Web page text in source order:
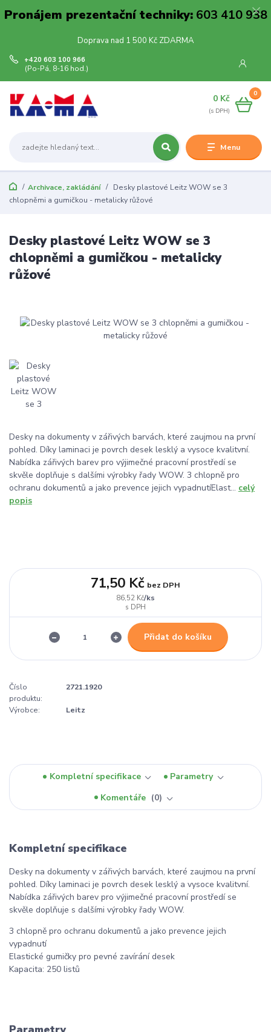
Pronájem prezentační techniky:603 410 938
Doprava nad 1 500 Kč ZDARMA
Menu
+420 603 100 966
(Po-Pá, 8-16 hod.)
0
0 Kč
Archivace, zakládání
Desky plastové Leitz WOW se 3
chlopněmi a gumičkou - metalicky růžové
Desky plastové Leitz WOW se 3
chlopněmi a gumičkou - metalicky
růžové
Desky na dokumenty v zářivých barvách, které zaujmou na první
pohled. Díky laminaci je povrch desek lesklý a vysoce kvalitvní.
Nabídka zářivých barev pro výjimečné pracovní prostředí se
skvěle doplňuje s dalšími výrobky řady WOW. 3 chlopně pro
ochranu dokumentů a jako prevence jejich vypadnutíElast... celý
popis
86,52 Kč/ks
71,50 Kč bez DPH
Přidat do košíku
Číslo
produktu:
2721.1920
Výrobce: Leitz
Kompletní specifikace
Parametry
Komentáře
0
Kompletní specifikace
Desky na dokumenty v zářivých barvách, které zaujmou na první
pohled. Díky laminaci je povrch desek lesklý a vysoce kvalitvní.
Nabídka zářivých barev pro výjimečné pracovní prostředí se
skvěle doplňuje s dalšími výrobky řady WOW.
3 chlopně pro ochranu dokumentů a jako prevence jejich
vypadnutí
Elastické gumičky pro pevné zavírání desek
Kapacita: 250 listů